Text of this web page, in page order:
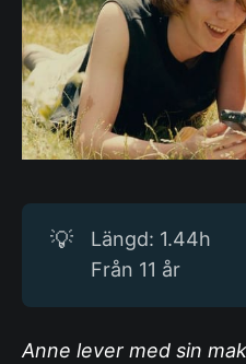
💡
Längd: 1.44h
Från 11 år
Anne lever med sin